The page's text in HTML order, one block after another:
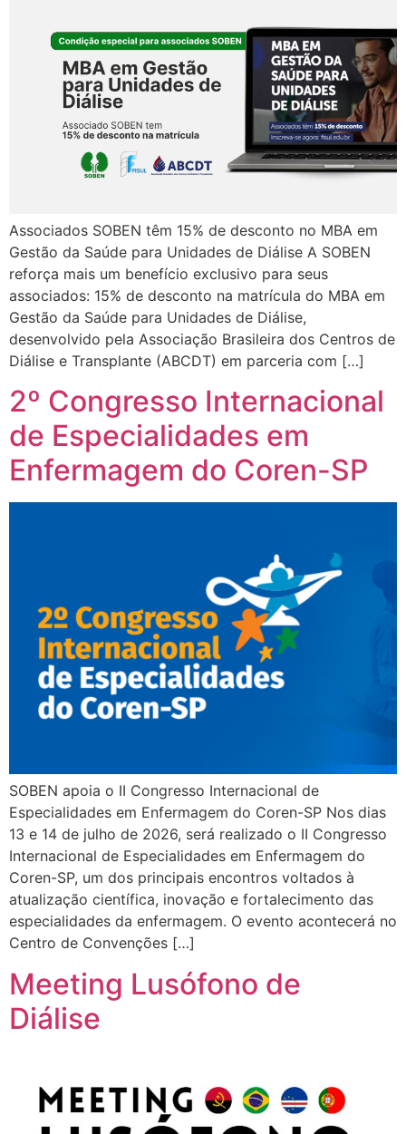
Associados SOBEN têm 15% de desconto no MBA em
Gestão da Saúde para Unidades de Diálise A SOBEN
reforça mais um benefício exclusivo para seus
associados: 15% de desconto na matrícula do MBA em
Gestão da Saúde para Unidades de Diálise,
desenvolvido pela Associação Brasileira dos Centros de
Diálise e Transplante (ABCDT) em parceria com […]
2º Congresso Internacional
de Especialidades em
Enfermagem do Coren-SP
SOBEN apoia o II Congresso Internacional de
Especialidades em Enfermagem do Coren-SP Nos dias
13 e 14 de julho de 2026, será realizado o II Congresso
Internacional de Especialidades em Enfermagem do
Coren-SP, um dos principais encontros voltados à
atualização científica, inovação e fortalecimento das
especialidades da enfermagem. O evento acontecerá no
Centro de Convenções […]
Meeting Lusófono de
Diálise